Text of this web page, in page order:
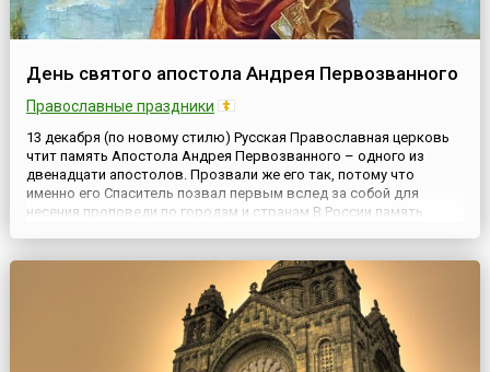
День святого апостола Андрея Первозванного
Православные праздники
13 декабря (по новому стилю) Русская Православная церковь
чтит память Апостола Андрея Первозванного – одного из
двенадцати апостолов. Прозвали же его так, потому что
именно его Спаситель позвал первым вслед за собой для
несения проповеди по городам и странам.В России память